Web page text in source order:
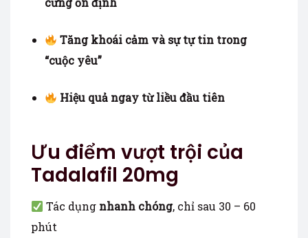
Tăng khoái cảm và sự tự tin trong
“cuộc yêu”
Hiệu quả ngay từ liều đầu tiên
Ưu điểm vượt trội của
Tadalafil 20mg
Tác dụng nhanh chóng, chỉ sau 30 – 60
phút